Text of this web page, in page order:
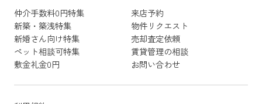
仲介手数料0円特集
来店予約
新築・築浅特集
物件リクエスト
新婚さん向け特集
売却査定依頼
ペット相談可特集
賃貸管理の相談
敷金礼金0円
お問い合わせ